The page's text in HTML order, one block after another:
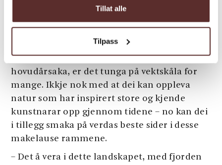
Tillat alle
Tilpass
berre for å nemna noko – som har lokka
fleste som tek turen til regionen, men stadig
fleire av dei kjem nettopp på grunn av Sider
frå Hardanger. Og om sideren ikkje er
hovudårsaka, er det tunga på vektskåla for
mange. Ikkje nok med at dei kan oppleva
natur som har inspirert store og kjende
kunstnarar opp gjennom tidene – no kan dei
i tillegg smaka på verdas beste sider i desse
makelause rammene.
– Det å vera i dette landskapet, med fjorden